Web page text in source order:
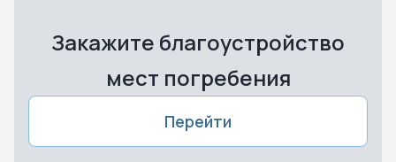
Закажите благоустройство
мест погребения
Перейти